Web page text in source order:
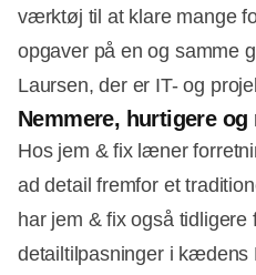
værktøj til at klare mange
opgaver på en og samme
Laursen, der er IT- og
Nemmere, hurtigere
Hos jem & fix læner
ad detail fremfor et
har jem & fix også
detailtilpasninger i kædens